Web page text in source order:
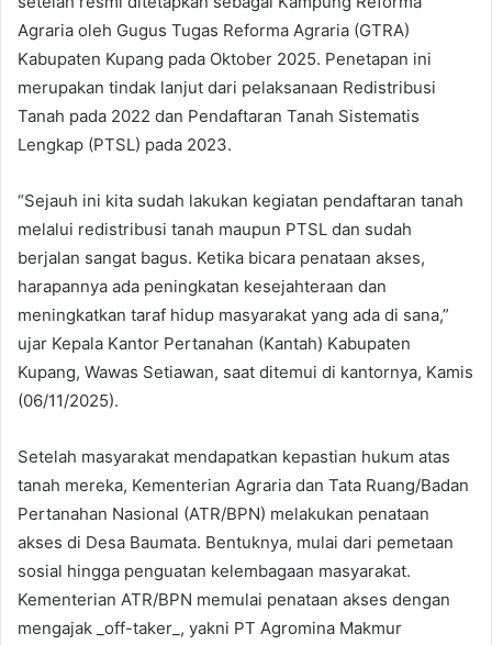
Agraria oleh Gugus Tugas Reforma Agraria (GTRA)
Kabupaten Kupang pada Oktober 2025. Penetapan ini
merupakan tindak lanjut dari pelaksanaan Redistribusi
Tanah pada 2022 dan Pendaftaran Tanah Sistematis
Lengkap (PTSL) pada 2023.
“Sejauh ini kita sudah lakukan kegiatan pendaftaran tanah
melalui redistribusi tanah maupun PTSL dan sudah
berjalan sangat bagus. Ketika bicara penataan akses,
harapannya ada peningkatan kesejahteraan dan
meningkatkan taraf hidup masyarakat yang ada di sana,”
ujar Kepala Kantor Pertanahan (Kantah) Kabupaten
Kupang, Wawas Setiawan, saat ditemui di kantornya, Kamis
(06/11/2025).
Setelah masyarakat mendapatkan kepastian hukum atas
tanah mereka, Kementerian Agraria dan Tata Ruang/Badan
Pertanahan Nasional (ATR/BPN) melakukan penataan
akses di Desa Baumata. Bentuknya, mulai dari pemetaan
sosial hingga penguatan kelembagaan masyarakat.
Kementerian ATR/BPN memulai penataan akses dengan
mengajak _off-taker_, yakni PT Agromina Makmur